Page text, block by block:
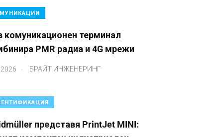
комуникационен терминал
PMR радиа и 4G мрежи
БРАЙТ ИНЖЕНЕРИНГ
представя PrintJet MINI: